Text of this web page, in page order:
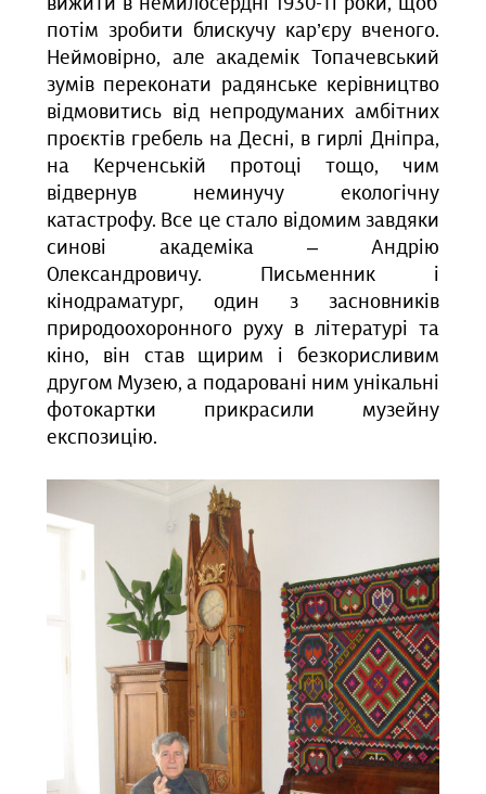
вижити в немилосердні 1930-ті роки, щоб
потім зробити блискучу кар’єру вченого.
Неймовірно, але академік Топачевський
зумів переконати радянське керівництво
відмовитись від непродуманих амбітних
проєктів гребель на Десні, в гирлі Дніпра,
на Керченській протоці тощо, чим
відвернув неминучу екологічну
катастрофу. Все це стало відомим завдяки
синові академіка – Андрію
Олександровичу. Письменник і
кінодраматург, один з засновників
природоохоронного руху в літературі та
кіно, він став щирим і безкорисливим
другом Музею, а подаровані ним унікальні
фотокартки прикрасили музейну
експозицію.